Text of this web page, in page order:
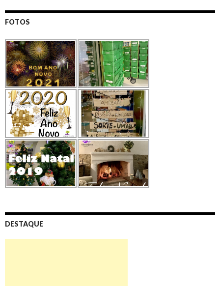
FOTOS
DESTAQUE